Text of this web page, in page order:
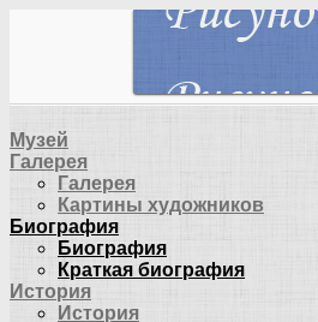
Музей
Галерея
Галерея
Картины художников
Биография
Биография
Краткая биография
История
История